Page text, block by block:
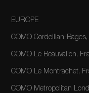
EUROPE
COMO Cordeillan-
COMO Le Beauvallon,
COMO Le Montrachet,
COMO Metropolitan